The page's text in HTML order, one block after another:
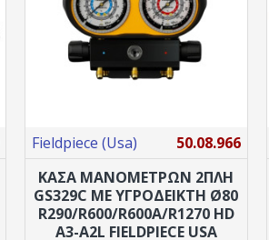
Fieldpiece (Usa)
50.08.966
ΚΑΣΑ ΜΑΝΟΜΕΤΡΩΝ 2ΠΛΗ
GS329C ΜΕ ΥΓΡΟΔΕΙΚΤΗ Ø80
R290/R600/R600A/R1270 HD
A3-A2L FIELDPIECE USA